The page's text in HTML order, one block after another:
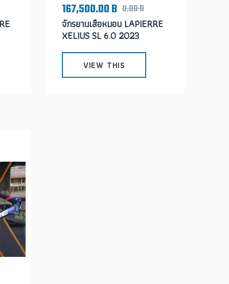
167,500.00 B 0.00 B
จักรยานเสือหมอบ LAPIERRE
XELIUS SL 6.0 2023
VIEW THIS